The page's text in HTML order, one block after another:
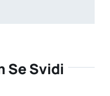
Se Svidi